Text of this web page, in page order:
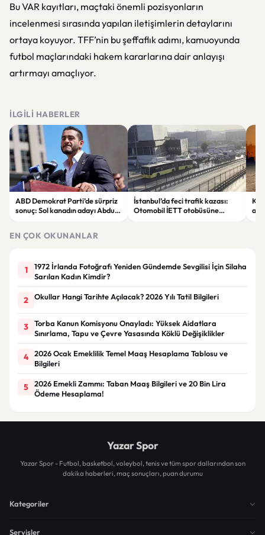
Bu VAR kayıtları, maçtaki önemli pozisyonların
incelenmesi sırasında yapılan iletişimlerin detaylarını
ortaya koyuyor. TFF’nin bu şeffaflık adımı, kamuoyunda
futbol maçlarındaki hakem kararlarına dair anlayışı
artırmayı amaçlıyor.
İLGILI HABERLER
ABD Demokrat Parti’de sürpriz
sonuç: Sol kanadın adayı Abdul
İstanbul’da feci trafik kazası:
Otomobil İETT otobüsüne
EN ÇOK OKUNANLAR
1
1972 İrlanda Fotoğrafı Yeniden Gündemde Sevgilisi İçin Silaha
Sarılan Kadın Kimdir?
2 Okullar Hangi Tarihte Açılacak? 2026 Yılı Tatil Bilgileri
3
Torba Kanun Komisyonu Onayladı: Yüksek Aidatlara
Sınırlama, Tapu ve Çevre Yasasında Köklü Değişiklikler
4
2026 Ocak Emeklilik Temel Maaş Hesaplama Tablosu ve
Bilgileri
5
2026 Emekli Zammı: Taban Maaş Bilgileri ve 20 Bin Lira
Ödeme Hesaplama!
Yazar Spor
Yazar Spor - Futbol, basketbol, voleybol, tenis ve tüm spor dallarından son
dakika haberleri, maç sonuçları, puan durumu
Kategoriler
Servisler